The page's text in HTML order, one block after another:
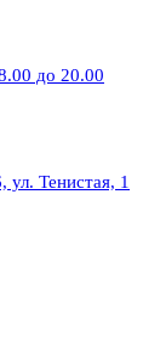
до 20.00
ул. Тенистая, 1